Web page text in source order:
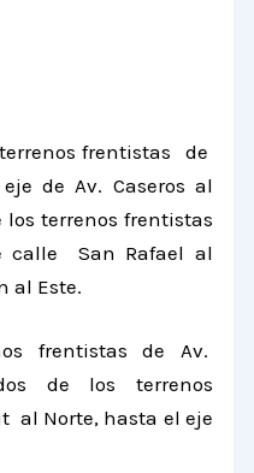
frentistas de
de Av. Caseros al
terrenos frentistas
calle San Rafael al
al Este.
frentistas de Av.
de los terrenos
al Norte, hasta el eje